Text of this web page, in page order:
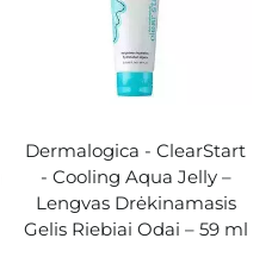
Dermalogica - ClearStart
- Cooling Aqua Jelly –
Lengvas Drėkinamasis
Gelis Riebiai Odai – 59 ml